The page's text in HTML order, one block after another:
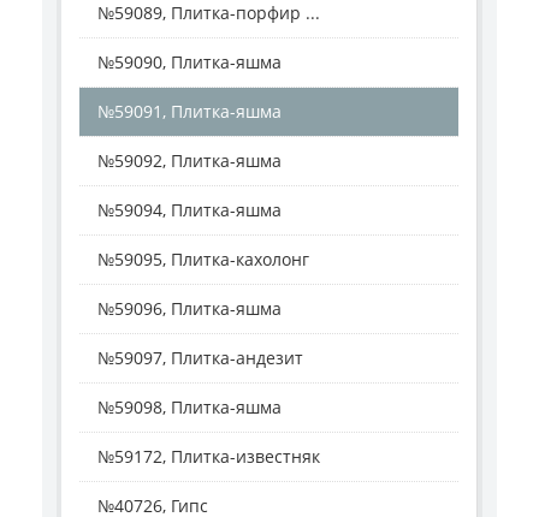
№59089, Плитка-порфир ...
№59090, Плитка-яшма
№59091, Плитка-яшма
№59092, Плитка-яшма
№59094, Плитка-яшма
№59095, Плитка-кахолонг
№59096, Плитка-яшма
№59097, Плитка-андезит
№59098, Плитка-яшма
№59172, Плитка-известняк
№40726, Гипс